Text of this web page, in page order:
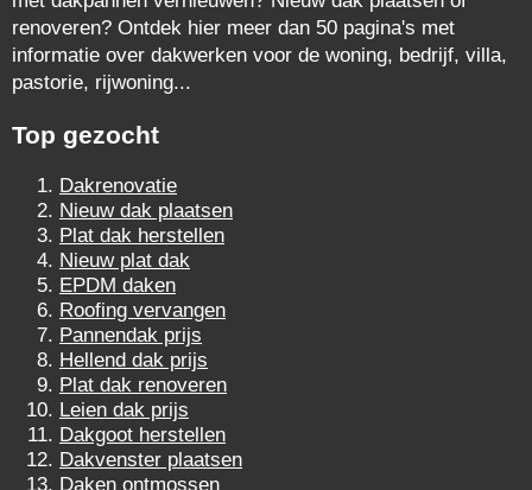
renoveren? Ontdek hier meer dan 50 pagina's met
informatie over dakwerken voor de woning, bedrijf, villa,
pastorie, rijwoning...
Top gezocht
Dakrenovatie
Nieuw dak plaatsen
Plat dak herstellen
Nieuw plat dak
EPDM daken
Roofing vervangen
Pannendak prijs
Hellend dak prijs
Plat dak renoveren
Leien dak prijs
Dakgoot herstellen
Dakvenster plaatsen
Daken ontmossen